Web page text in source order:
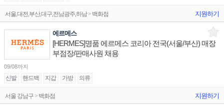
서울,대전,부산,대구,전남광주,하남 > 백화점 지원하기
에르메스
[HERMES]명품 에르메스 코리아 전국(서울/부산) 매장
부점장/판매사원 채용
09/08까지
신발 핸드백 지갑 가방 의류
서울 강남구 > 백화점 지원하기